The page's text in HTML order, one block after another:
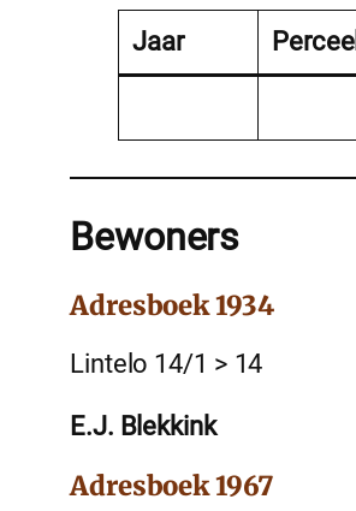
Jaar Perceel
Bewoners
Adresboek 1934
Lintelo 14/1 > 14
E.J. Blekkink
Adresboek 1967